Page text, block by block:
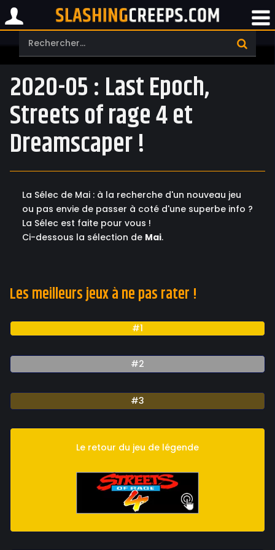
2020-05 : Last Epoch,
Streets of rage 4 et
Dreamscaper !
La Sélec de Mai : à la recherche d'un nouveau jeu
ou pas envie de passer à coté d'une superbe info ?
La Sélec est faite pour vous !
Ci-dessous la sélection de Mai.
Les meilleurs jeux à ne pas rater !
#1
#2
#3
Le retour du jeu de légende